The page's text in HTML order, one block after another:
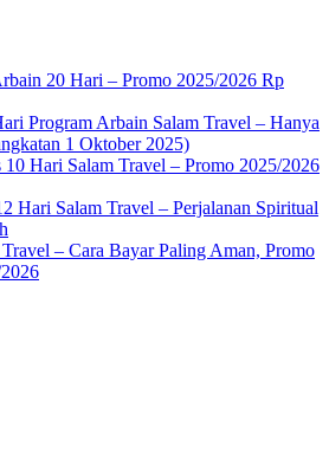
20 Hari – Promo 2025/2026 Rp
Program Arbain Salam Travel – Hanya
1 Oktober 2025)
10 Hari Salam Travel – Promo 2025/2026
Hari Salam Travel – Perjalanan Spiritual
– Cara Bayar Paling Aman, Promo